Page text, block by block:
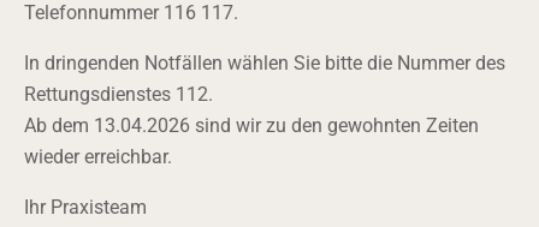
Telefonnummer 116 117.
In dringenden Notfällen wählen Sie bitte die Nummer des
Rettungsdienstes 112.
Ab dem 13.04.2026 sind wir zu den gewohnten Zeiten
wieder erreichbar.
Ihr Praxisteam